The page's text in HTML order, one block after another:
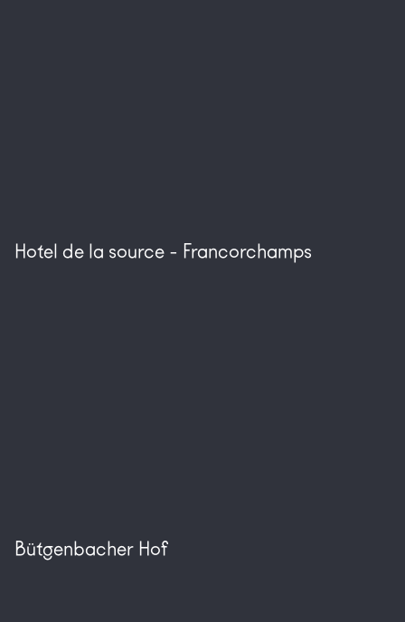
Hotel de la source - Francorchamps
Bütgenbacher Hof